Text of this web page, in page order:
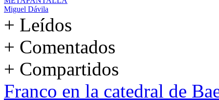
Miguel Dávila
+ Leídos
+ Comentados
+ Compartidos
Franco en la catedral de